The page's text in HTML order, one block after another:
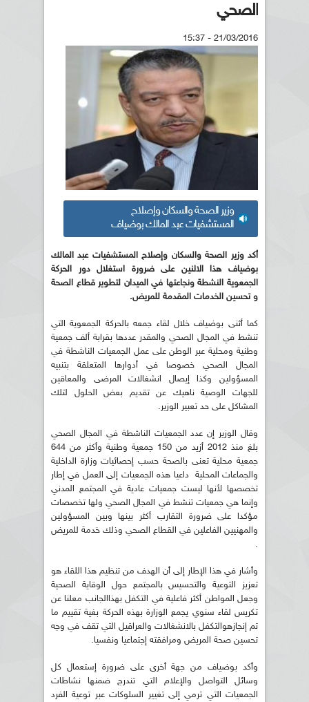
الصحي
21/03/2016 - 15:37
وزير الصحة والسكان وإصلاح
المستشفيات عبد المالك بوضياف
أكد وزير الصحة والسكان وإصلاح المستشفيات عبد المالك
بوضياف هذا الاثنين على ضرورة استغلال دور الحركة
الجمعوية النشطة ونجاعتها في الميدان لتطوير قطاع الصحة
و تحسين الخدمات المقدمة للمريض.
كما أثنى بوضياف خلال لقاء جمعه بالحركة الجمعوية التي
تنشط في المجال الصحي والمقدر عددها بقرابة ألف جمعية
وطنية ومحلية عبر الوطن على عمل الجمعيات الناشطة في
المجال الصحي خصوصا في أدوارها المتعلقة بتنبيه
المسؤولين وكذا إيصال انشغالات المرضى والمعاقين
للجهات الوصية ناهيك عن تقديم بعض الحلول لتلك
المشاكل على حد تعبير الوزير.
وقال الوزير إن عدد الجمعيات الناشطة في المجال الصحي
بلغ منذ 2012 أزيد من 150 جمعية وطنية وأكثر من 644
جمعية محلية تعنى بالصحة حسب إحصائيات وزارة الداخلية
والجماعات المحلية داعيا هذه الجمعيات إلى العمل في إطار
تخصصها لأنها ليست جمعيات عادية في المجتمع المدني
وإنما هي جمعيات تنشط في المجال الصحي ولها تخصصات
مؤكدا على ضرورة التقارب أكثر بينها وبين المسؤولين
والمهنيين الفاعلين في القطاع الصحي وذلك خدمة للمريض
.
وأشار في هذا الإطار إلى أن الهدف من تنظيم هذا اللقاء هو
تعزيز التوعية والتحسيس بالمجتمع حول الوقاية الصحية
وجعل المواطن أكثر فاعلية في التكفل بهذاالجانب معلنا عن
تكريس لقاء سنوي يجمع الوزارة بهذه الحركة بغية تقييم ما
تم إنجازهوالتكفل بالانشغالات والعراقيل التي تقف في وجه
تحسين صحة المريض ومرافقته إجتماعيا ونفسيا.
وأكد بوضياف من جهة أخرى على ضرورة إستعمال كل
وسائل التواصل والإعلام التي تندرج ضمنها نشاطات
الجمعيات التي ترمي إلى تغيير السلوكات عبر توعية الفرد